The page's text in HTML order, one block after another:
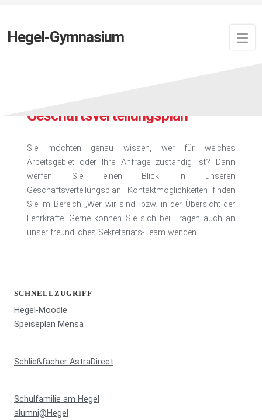
Hegel-Gymnasium
Geschäftsverteilungsplan
Sie möchten genau wissen, wer für welches
Arbeitsgebiet oder Ihre Anfrage zuständig ist? Dann
werfen Sie einen Blick in unseren
Geschäftsverteilungsplan. Kontaktmöglichkeiten finden
Sie im Bereich „Wer wir sind“ bzw. in der Übersicht der
Lehrkräfte. Gerne können Sie sich bei Fragen auch an
unser freundliches Sekretariats-Team wenden.
SCHNELLZUGRIFF
Hegel-Moodle
Speiseplan Mensa
Schließfächer AstraDirect
Schulfamilie am Hegel
alumni@Hegel